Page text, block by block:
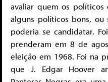
avaliar quem os
alguns políticos bons, ou
poderia se candidatar.
prenderam em 8 de
eleição em 1968. Foi na
que J. Edgar Hoover